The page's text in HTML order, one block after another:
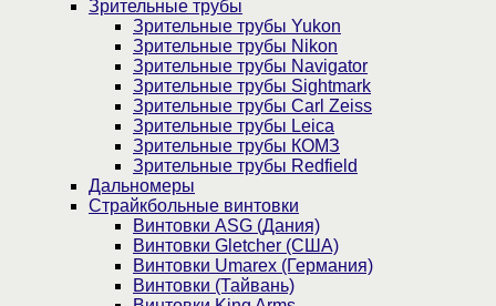
Зрительные трубы
Зрительные трубы Yukon
Зрительные трубы Nikon
Зрительные трубы Navigator
Зрительные трубы Sightmark
Зрительные трубы Carl Zeiss
Зрительные трубы Leica
Зрительные трубы КОМЗ
Зрительные трубы Redfield
Дальномеры
Страйкбольные винтовки
Винтовки ASG (Дания)
Винтовки Gletcher (США)
Винтовки Umarex (Германия)
Винтовки (Тайвань)